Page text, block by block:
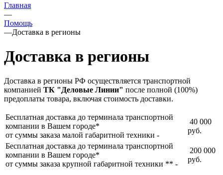
Главная
—
Помощь
—Доставка в регионы
Доставка в регионы
Доставка в регионы РФ осуществляется транспортной
компанией ТК "Деловые Линии" после полной (100%)
предоплаты товара, включая стоимость доставки.
Бесплатная доставка до терминала транспортной
компании в Вашем городе*
от суммы заказа малой габаритной техники -
40 000
руб.
Бесплатная доставка до терминала транспортной
компании в Вашем городе*
от суммы заказа крупной габаритной техники ** -
200 000
руб.